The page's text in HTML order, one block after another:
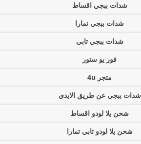
شدات ببجي اقساط
شدات ببجي تمارا
شدات ببجي تابي
فور يو ستور
متجر 4u
شدات ببجي عن طريق الايدي
شحن يلا لودو اقساط
شحن يلا لودو تابي تمارا